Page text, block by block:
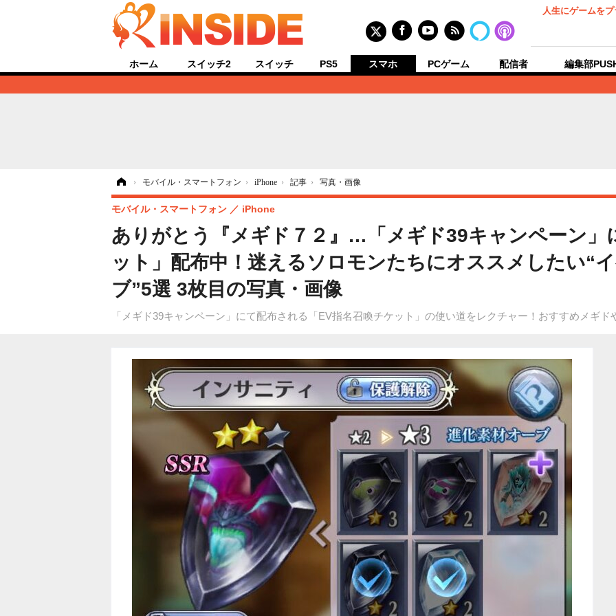
人生にゲームを
ホーム スイッチ2 スイッチ PS5 スマホ PCゲーム 配信者 編集部
› モバイル・スマートフォン › iPhone › 記事 › 写真・画像
ありがとう『メギド７２』…「メギド39キャンペーン」
ット」配布中！迷えるソロモンたちにオススメしたい“
ブ”5選 3枚目の写真・画像
「メギド39キャンペーン」にて配布される「EV指名召喚チケット」の使い道をレクチャー！おすすめメギド
モバイル・スマートフォン iPhone